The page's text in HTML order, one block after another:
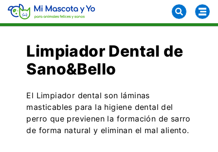
Limpiador Dental de
Sano&Bello
El Limpiador dental son láminas
masticables para la higiene dental del
perro que previenen la formación de sarro
de forma natural y eliminan el mal aliento.